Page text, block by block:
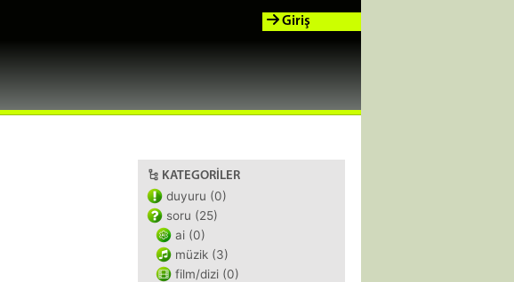
Giriş
KATEGORILER
duyuru (0)
soru (25)
ai (0)
müzik (3)
film/dizi (0)